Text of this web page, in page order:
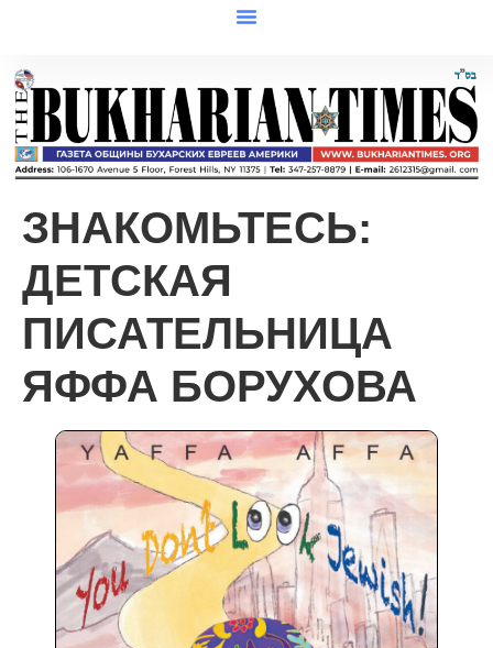
ЗНАКОМЬТЕСЬ:
ДЕТСКАЯ
ПИСАТЕЛЬНИЦА
ЯФФА БОРУХОВА